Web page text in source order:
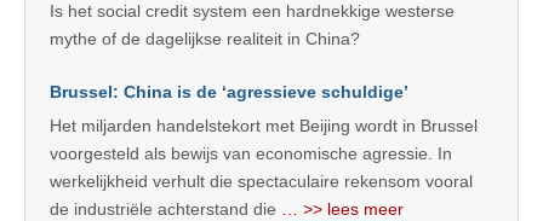
Is het social credit system een hardnekkige westerse
mythe of de dagelijkse realiteit in China?
Brussel: China is de ‘agressieve schuldige’
Het miljarden handelstekort met Beijing wordt in Brussel
voorgesteld als bewijs van economische agressie. In
werkelijkheid verhult die spectaculaire rekensom vooral
de industriële achterstand die
… >> lees meer